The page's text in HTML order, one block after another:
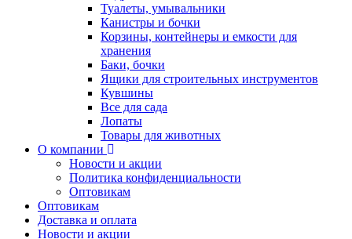
Туалеты, умывальники
Канистры и бочки
Корзины, контейнеры и емкости для
хранения
Баки, бочки
Ящики для строительных инструментов
Кувшины
Все для сада
Лопаты
Товары для животных
О компании
Новости и акции
Политика конфиденциальности
Оптовикам
Оптовикам
Доставка и оплата
Новости и акции